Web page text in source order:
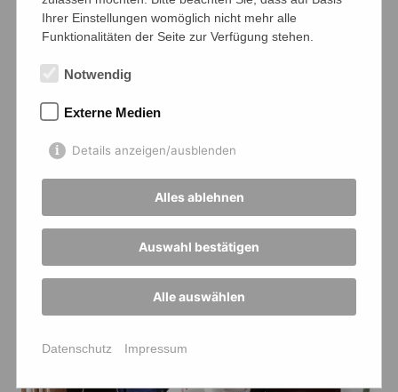
Ihrer Einstellungen womöglich nicht mehr alle
Funktionalitäten der Seite zur Verfügung stehen.
Notwendig
Externe Medien
Details anzeigen/ausblenden
Alles ablehnen
Auswahl bestätigen
Alle auswählen
Datenschutz Impressum